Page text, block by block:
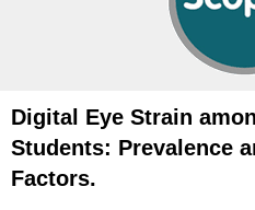
Digital Eye Strain
Students: Prevalence
Factors.